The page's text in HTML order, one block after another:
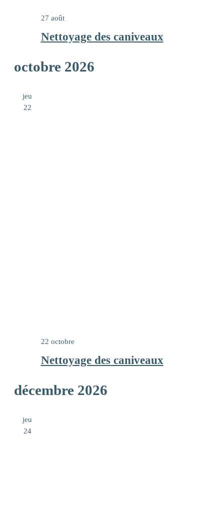
Nettoyage des caniveaux
27 août
octobre 2026
jeu
22
Nettoyage des caniveaux
22 octobre
décembre 2026
jeu
24